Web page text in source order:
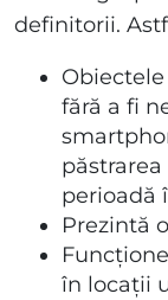
definitorii.
fără a fi
perioadă
Prezintă
în locații